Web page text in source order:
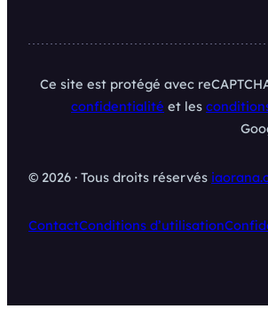
Ce site est protégé avec
confidentialité et les
© 2026 · Tous droits réservés
ContactConditions d’utilisation